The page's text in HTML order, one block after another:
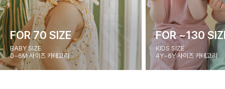
FOR 70 SIZE
BABY SIZE
0~6M 사이즈 카테고리
FOR ~130
KIDS SIZE
4Y~6Y 사이즈 카테고리